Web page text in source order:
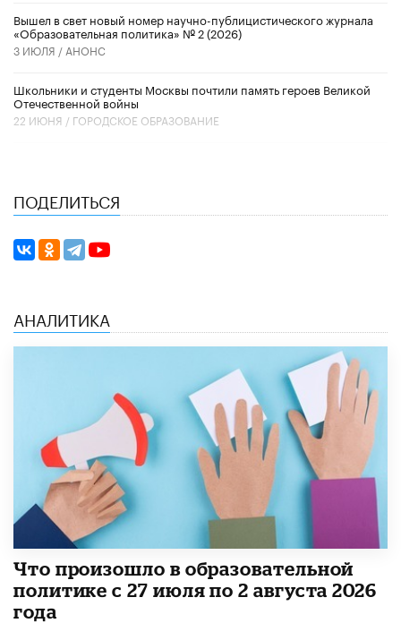
Вышел в свет новый номер научно-публицистического журнала
«Образовательная политика» № 2 (2026)
3 ИЮЛЯ / АНОНС
Школьники и студенты Москвы почтили память героев Великой
Отечественной войны
22 ИЮНЯ / ГОРОДСКОЕ ОБРАЗОВАНИЕ
ПОДЕЛИТЬСЯ
АНАЛИТИКА
​Что произошло в образовательной
политике с 27 июля по 2 августа 2026
года